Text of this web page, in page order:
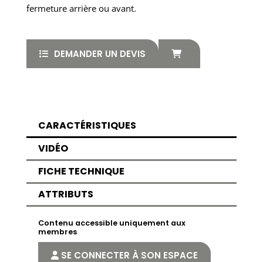
fermeture arrière ou avant.
DEMANDER UN DEVIS
CARACTÉRISTIQUES
VIDÉO
FICHE TECHNIQUE
ATTRIBUTS
Contenu accessible uniquement aux
membres
SE CONNECTER À SON ESPACE